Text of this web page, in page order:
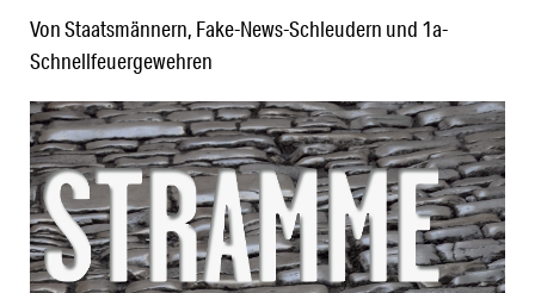
Von Staatsmännern, Fake-News-Schleudern und 1a-
Schnellfeuergewehren